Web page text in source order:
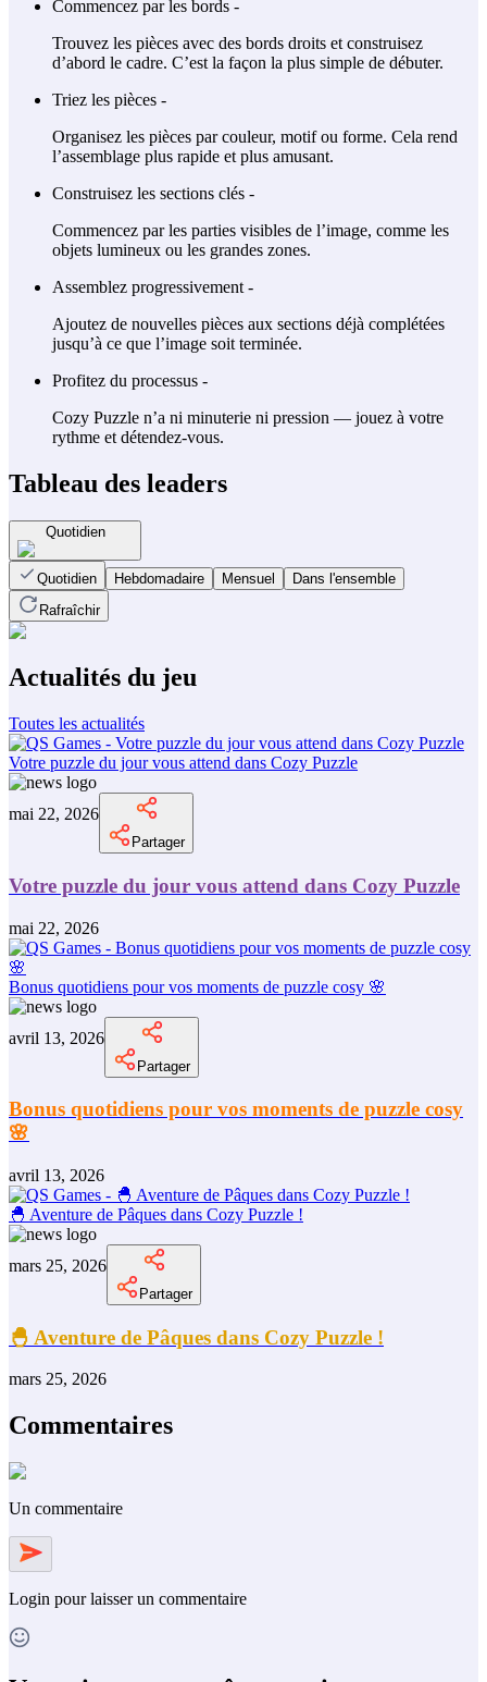
Commencez par les bords -
Trouvez les pièces avec des bords droits et construisez
d’abord le cadre. C’est la façon la plus simple de débuter.
Triez les pièces -
Organisez les pièces par couleur, motif ou forme. Cela rend
l’assemblage plus rapide et plus amusant.
Construisez les sections clés -
Commencez par les parties visibles de l’image, comme les
objets lumineux ou les grandes zones.
Assemblez progressivement -
Ajoutez de nouvelles pièces aux sections déjà complétées
jusqu’à ce que l’image soit terminée.
Profitez du processus -
Cozy Puzzle n’a ni minuterie ni pression — jouez à votre
rythme et détendez-vous.
Tableau des leaders
Quotidien
Quotidien Hebdomadaire Mensuel
Dans l'ensemble
Rafraîchir
Actualités du jeu
Toutes les actualités
Votre puzzle du jour vous attend dans Cozy Puzzle
mai 22, 2026
Partager
Votre puzzle du jour vous attend dans Cozy Puzzle
mai 22, 2026
Bonus quotidiens pour vos moments de puzzle cosy 🌸
avril 13, 2026
Partager
Bonus quotidiens pour vos moments de puzzle cosy
🌸
avril 13, 2026
🐣 Aventure de Pâques dans Cozy Puzzle !
mars 25, 2026
Partager
🐣 Aventure de Pâques dans Cozy Puzzle !
mars 25, 2026
Commentaires
Un commentaire
Login pour laisser un commentaire